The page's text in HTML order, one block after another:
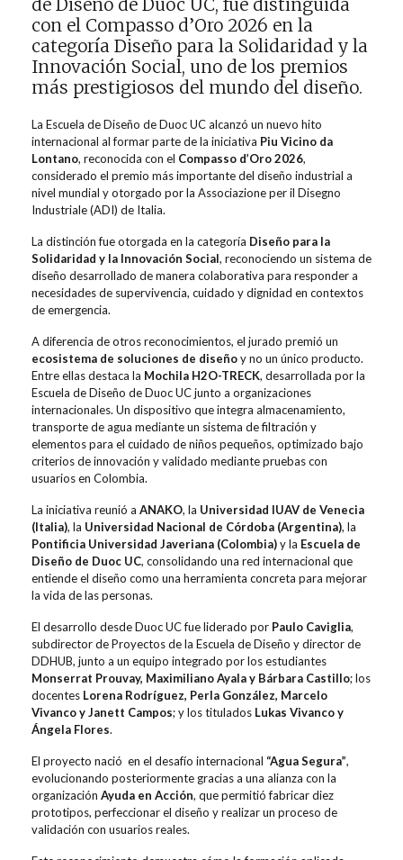
de Diseño de Duoc UC, fue distinguida
con el Compasso d’Oro 2026 en la
categoría Diseño para la Solidaridad y la
Innovación Social, uno de los premios
más prestigiosos del mundo del diseño.
La Escuela de Diseño de Duoc UC alcanzó un nuevo hito
internacional al formar parte de la iniciativa Piu Vicino da
Lontano, reconocida con el Compasso d’Oro 2026,
considerado el premio más importante del diseño industrial a
nivel mundial y otorgado por la Associazione per il Disegno
Industriale (ADI) de Italia.
La distinción fue otorgada en la categoría Diseño para la
Solidaridad y la Innovación Social, reconociendo un sistema de
diseño desarrollado de manera colaborativa para responder a
necesidades de supervivencia, cuidado y dignidad en contextos
de emergencia.
A diferencia de otros reconocimientos, el jurado premió un
ecosistema de soluciones de diseñoy no un único producto.
Entre ellas destaca la Mochila H2O-TRECK, desarrollada por la
Escuela de Diseño de Duoc UC junto a organizaciones
internacionales. Un dispositivo que integra almacenamiento,
transporte de agua mediante un sistema de filtración y
elementos para el cuidado de niños pequeños, optimizado bajo
criterios de innovación y validado mediante pruebas con
usuarios en Colombia.
La iniciativa reunió a ANAKO, la Universidad IUAV de Venecia
(Italia), la Universidad Nacional de Córdoba (Argentina), la
Pontificia Universidad Javeriana (Colombia)y la Escuela de
Diseño de Duoc UC, consolidando una red internacional que
entiende el diseño como una herramienta concreta para mejorar
la vida de las personas.
El desarrollo desde Duoc UC fue liderado por Paulo Caviglia,
subdirector de Proyectos de la Escuela de Diseño y director de
DDHUB, junto a un equipo integrado por los estudiantes
Monserrat Prouvay, Maximiliano Ayala y Bárbara Castillo; los
docentes Lorena Rodríguez, Perla González, Marcelo
Vivanco y Janett Campos; y los titulados Lukas Vivanco y
Ángela Flores.
El proyecto nació en el desafío internacional “Agua Segura”,
evolucionando posteriormente gracias a una alianza con la
organización Ayuda en Acción, que permitió fabricar diez
prototipos, perfeccionar el diseño y realizar un proceso de
validación con usuarios reales.